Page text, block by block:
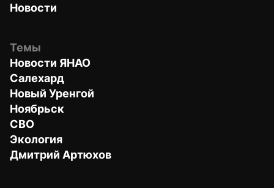
Новости
Темы
Новости ЯНАО
Салехард
Новый Уренгой
Ноябрьск
СВО
Экология
Дмитрий Артюхов